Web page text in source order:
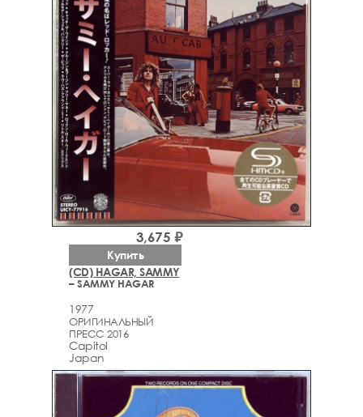
(CD) HAGAR, SAMMY
– SAMMY HAGAR
1977
ОРИГИНАЛЬНЫЙ
ПРЕСС 2016
Capitol
Japan
3,675 ₽
Купить